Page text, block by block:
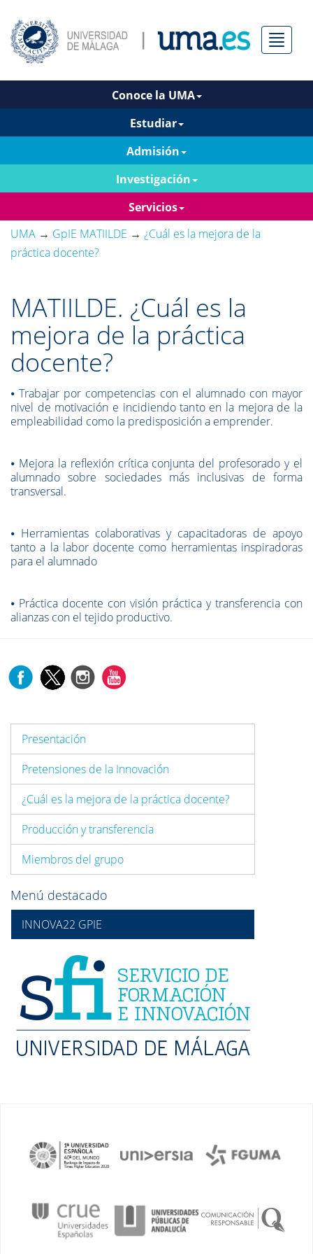
Menú
Conoce la UMA
Estudiar
Admisión
Investigación
Servicios
UMA → GpIE MATIILDE → ¿Cuál es la mejora de la
práctica docente?
MATIILDE. ¿Cuál es la
mejora de la práctica
docente?
⦁ Trabajar por competencias con el alumnado con mayor
nivel de motivación e incidiendo tanto en la mejora de la
empleabilidad como la predisposición a emprender.
⦁ Mejora la reflexión crítica conjunta del profesorado y el
alumnado sobre sociedades más inclusivas de forma
transversal.
⦁ Herramientas colaborativas y capacitadoras de apoyo
tanto a la labor docente como herramientas inspiradoras
para el alumnado
⦁ Práctica docente con visión práctica y transferencia con
alianzas con el tejido productivo.
Presentación
Pretensiones de la Innovación
¿Cuál es la mejora de la práctica docente?
Producción y transferencia
Miembros del grupo
Menú destacado
INNOVA22 GPIE